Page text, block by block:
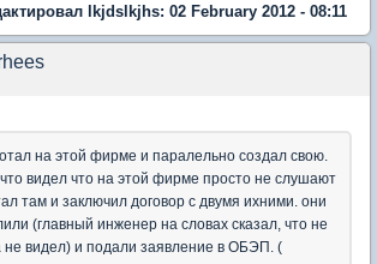
lkjdslkjhs: 02 February 2012 - 08:11
на этой фирме и паралельно создал свою.
видел что на этой фирме просто не слушают
там и заключил договор с двумя ихними. они
(главный инженер на словах сказал, что не
не видел) и подали заявление в ОБЭП. (